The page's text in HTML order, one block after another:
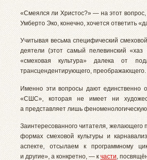
«Смеялся ли Христос?» — на этот
Умберто Эко, конечно, хочется ответить
Учитывая весьма специфический
деятели (этот самый пелевинский «хаз
«смеховая культура» далека от
трансцендентирующего, преображающего.
Именно эти вопросы дают единственно
«СШС», которая не имеет ни
а представляет лишь феноменологическую
Заинтересованного читателя,
формах смеховой культуры и
аспекте, отсылаем к программному
и другие», а конкретно, — кчасти,